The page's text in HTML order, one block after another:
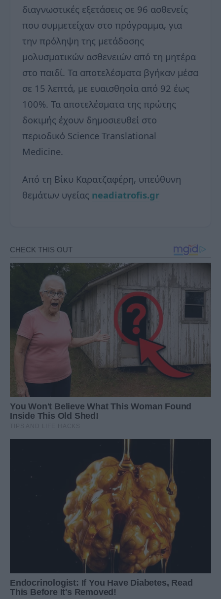
διαγνωστικές εξετάσεις σε 96 ασθενείς
που συμμετείχαν στο πρόγραμμα, για
την πρόληψη της μετάδοσης
μολυσματικών ασθενειών από τη μητέρα
στο παιδί. Τα αποτελέσματα βγήκαν μέσα
σε 15 λεπτά, με ευαισθησία από 92 έως
100%. Τα αποτελέσματα της πρώτης
δοκιμής έχουν δημοσιευθεί στο
περιοδικό Science Translational
Medicine.
Από τη Βίκυ Καρατζαφέρη, υπεύθυνη
θεμάτων υγείας neadiatrofis.gr